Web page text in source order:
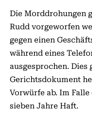
Die Morddrohungen
Rudd vorgeworfen
gegen einen
während eines
ausgesprochen. Dies
Gerichtsdokument
Vorwürfe ab. Im
sieben Jahre Haft.